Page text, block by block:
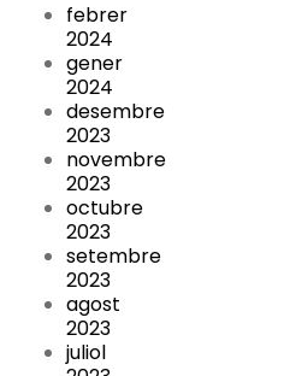
febrer
2024
gener
2024
desembre
2023
novembre
2023
octubre
2023
setembre
2023
agost
2023
juliol